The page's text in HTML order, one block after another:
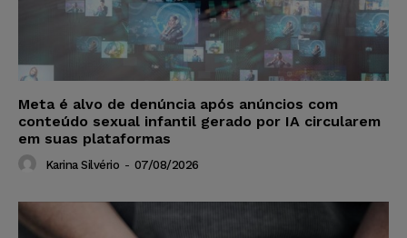
Meta é alvo de denúncia após anúncios com
conteúdo sexual infantil gerado por IA circularem
em suas plataformas
Karina Silvério - 07/08/2026